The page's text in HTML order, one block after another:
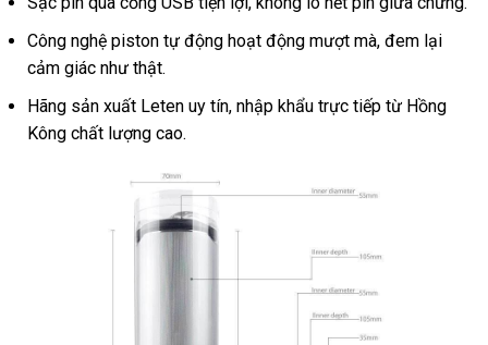
Công nghệ piston tự động hoạt động mượt mà, đem lại
cảm giác như thật.
Hãng sản xuất Leten uy tín, nhập khẩu trực tiếp từ Hồng
Kông chất lượng cao.